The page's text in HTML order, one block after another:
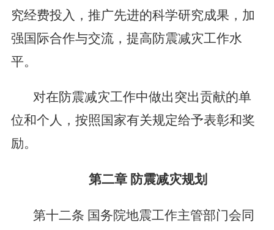
究经费投入，推广先进的科学研究成果，加
强国际合作与交流，提高防震减灾工作水
平。
对在防震减灾工作中做出突出贡献的单
位和个人，按照国家有关规定给予表彰和奖
励。
第二章 防震减灾规划
第十二条 国务院地震工作主管部门会同